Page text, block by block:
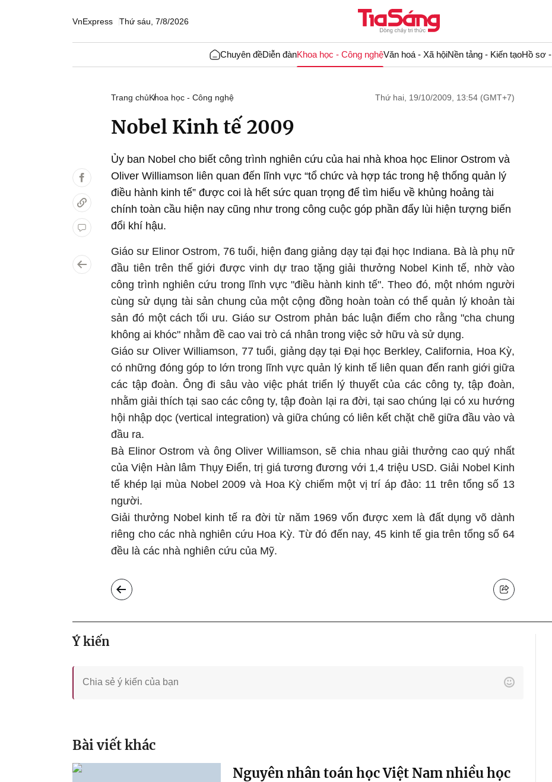
VnExpress Thứ sáu, 7/8/2026
Chuyên đềDiễn đànKhoa học - Công nghệVăn hoá - Xã hộiNền tảng - Kiến tạoHồ sơ
Trang chủKhoa học - Công nghệ Thứ hai, 19/10/2009, 13:54 (GMT+7)
Nobel Kinh tế 2009
Ủy ban Nobel cho biết công trình nghiên cứu của hai nhà khoa học Elinor Ostrom và
Oliver Williamson liên quan đến lĩnh vực “tổ chức và hợp tác trong hệ thống quản lý
điều hành kinh tế” được coi là hết sức quan trọng để tìm hiểu về khủng hoảng tài
chính toàn cầu hiện nay cũng như trong công cuộc góp phần đẩy lùi hiện tượng biến
đổi khí hậu.
Giáo sư Elinor Ostrom, 76 tuổi, hiện đang giảng dạy tại đại học Indiana. Bà là phụ nữ
đầu tiên trên thế giới được vinh dự trao tặng giải thưởng Nobel Kinh tế, nhờ vào
công trình nghiên cứu trong lĩnh vực "điều hành kinh tế". Theo đó, một nhóm người
cùng sử dụng tài sản chung của một cộng đồng hoàn toàn có thể quản lý khoản tài
sản đó một cách tối ưu. Giáo sư Ostrom phản bác luận điểm cho rằng "cha chung
không ai khóc" nhằm đề cao vai trò cá nhân trong việc sở hữu và sử dụng.
Giáo sư Oliver Williamson, 77 tuổi, giảng dạy tại Đại học Berkley, California, Hoa Kỳ,
có những đóng góp to lớn trong lĩnh vực quản lý kinh tế liên quan đến ranh giới giữa
các tập đoàn. Ông đi sâu vào việc phát triển lý thuyết của các công ty, tập đoàn,
nhằm giải thích tại sao các công ty, tập đoàn lại ra đời, tại sao chúng lại có xu hướng
hội nhập dọc (vertical integration) và giữa chúng có liên kết chặt chẽ giữa đầu vào và
đầu ra.
Bà Elinor Ostrom và ông Oliver Williamson, sẽ chia nhau giải thưởng cao quý nhất
của Viện Hàn lâm Thụy Điển, trị giá tương đương với 1,4 triệu USD. Giải Nobel Kinh
tế khép lại mùa Nobel 2009 và Hoa Kỳ chiếm một vị trí áp đảo: 11 trên tổng số 13
người.
Giải thưởng Nobel kinh tế ra đời từ năm 1969 vốn được xem là đất dụng võ dành
riêng cho các nhà nghiên cứu Hoa Kỳ. Từ đó đến nay, 45 kinh tế gia trên tổng số 64
đều là các nhà nghiên cứu của Mỹ.
Ý kiến
Bài viết khác
Nguyên nhân toán học Việt Nam nhiều học